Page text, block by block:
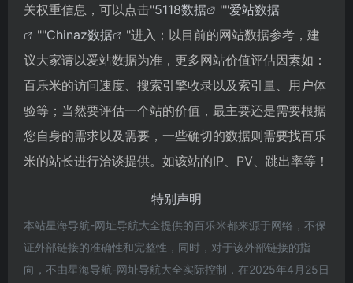
关权重信息，可以点击"5118数据 ""爱站数据
""Chinaz数据
"进入；以目前的网站数据参考，建
议大家请以爱站数据为准，更多网站价值评估因素如：
百乐米的访问速度、搜索引擎收录以及索引量、用户体
验等；当然要评估一个站的价值，最主要还是需要根据
您自身的需求以及需要，一些确切的数据则需要找百乐
米的站长进行洽谈提供。如该站的IP、PV、跳出率等！
特别声明
本站星海导航-网址导航大全提供的百乐米都来源于网络，不保
证外部链接的准确性和完整性，同时，对于该外部链接的指
向，不由星海导航-网址导航大全实际控制，在2025年4月25日